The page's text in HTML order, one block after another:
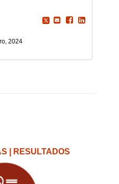
2024
| RESULTADOS